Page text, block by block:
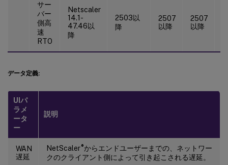
サー
バー
側高
速
RTO
Netscaler
14.1-
47.46以
降
2503以
降
2507
以降
2507
以降
データ定義:
UIパ
ラメ
ータ
ー
説明
WAN
遅延
NetScaler®からエンドユーザーまでの、ネットワー
クのクライアント側によって引き起こされる遅延。